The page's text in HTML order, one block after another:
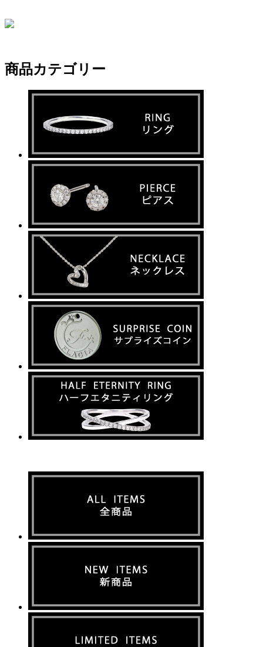
商品カテゴリー